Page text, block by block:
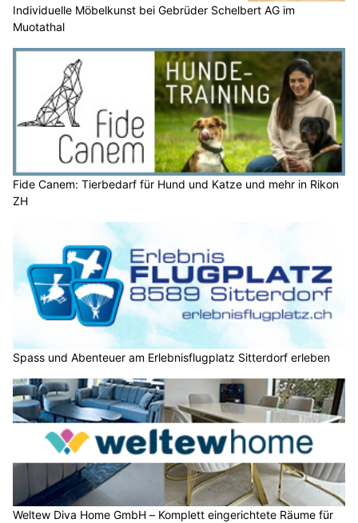
Individuelle Möbelkunst bei Gebrüder Schelbert AG im
Muotathal
Fide Canem: Tierbedarf für Hund und Katze und mehr in Rikon
ZH
Spass und Abenteuer am Erlebnisflugplatz Sitterdorf erleben
Weltew Diva Home GmbH – Komplett eingerichtete Räume für